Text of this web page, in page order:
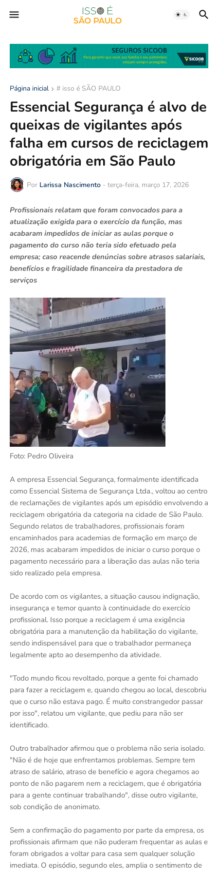
Página inicial # isso é SÃO PAULO
Essencial Segurança é alvo de
queixas de vigilantes após
falha em cursos de reciclagem
obrigatória em São Paulo
Por Larissa Nascimento - terça-feira, março 17, 2026
Profissionais relatam que foram convocados para a
atualização exigida para o exercício da função, mas
acabaram impedidos de iniciar as aulas porque o
pagamento do curso não teria sido efetuado pela
empresa; caso reacende denúncias sobre atrasos salariais,
benefícios e fragilidade financeira da prestadora de
serviços
Foto: Pedro Oliveira
A empresa Essencial Segurança, formalmente identificada
como Essencial Sistema de Segurança Ltda., voltou ao centro
de reclamações de vigilantes após um episódio envolvendo a
reciclagem obrigatória da categoria na cidade de São Paulo.
Segundo relatos de trabalhadores, profissionais foram
encaminhados para academias de formação em março de
2026, mas acabaram impedidos de iniciar o curso porque o
pagamento necessário para a liberação das aulas não teria
sido realizado pela empresa.
De acordo com os vigilantes, a situação causou indignação,
insegurança e temor quanto à continuidade do exercício
profissional. Isso porque a reciclagem é uma exigência
obrigatória para a manutenção da habilitação do vigilante,
sendo indispensável para que o trabalhador permaneça
legalmente apto ao desempenho da atividade.
"Todo mundo ficou revoltado, porque a gente foi chamado
para fazer a reciclagem e, quando chegou ao local, descobriu
que o curso não estava pago. É muito constrangedor passar
por isso", relatou um vigilante, que pediu para não ser
identificado.
Outro trabalhador afirmou que o problema não seria isolado.
"Não é de hoje que enfrentamos problemas. Sempre tem
atraso de salário, atraso de benefício e agora chegamos ao
ponto de não pagarem nem a reciclagem, que é obrigatória
para a gente continuar trabalhando", disse outro vigilante,
sob condição de anonimato.
Sem a confirmação do pagamento por parte da empresa, os
profissionais afirmam que não puderam frequentar as aulas e
foram obrigados a voltar para casa sem qualquer solução
imediata. O episódio, segundo eles, amplia o sentimento de